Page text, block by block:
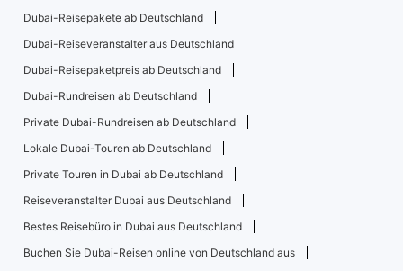
Dubai-Reisepakete ab Deutschland
Dubai-Reiseveranstalter aus Deutschland
Dubai-Reisepaketpreis ab Deutschland
Dubai-Rundreisen ab Deutschland
Private Dubai-Rundreisen ab Deutschland
Lokale Dubai-Touren ab Deutschland
Private Touren in Dubai ab Deutschland
Reiseveranstalter Dubai aus Deutschland
Bestes Reisebüro in Dubai aus Deutschland
Buchen Sie Dubai-Reisen online von Deutschland aus